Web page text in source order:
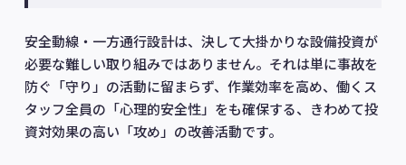
安全動線・一方通行設計は、決して大掛かりな設備投資が
必要な難しい取り組みではありません。それは単に事故を
防ぐ「守り」の活動に留まらず、作業効率を高め、働くス
タッフ全員の「心理的安全性」をも確保する、きわめて投
資対効果の高い「攻め」の改善活動です。